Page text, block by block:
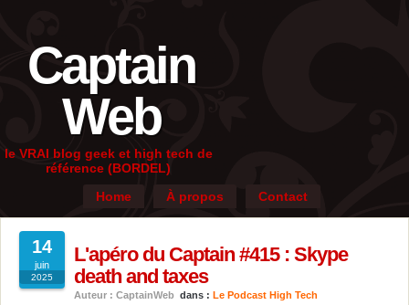
Captain
Web
le VRAI blog geek et high tech de
référence (BORDEL)
Home
À propos Contact
14
juin
2025
L'apéro du Captain #415 : Skype
death and taxes
Auteur : CaptainWeb dans : Le Podcast High Tech